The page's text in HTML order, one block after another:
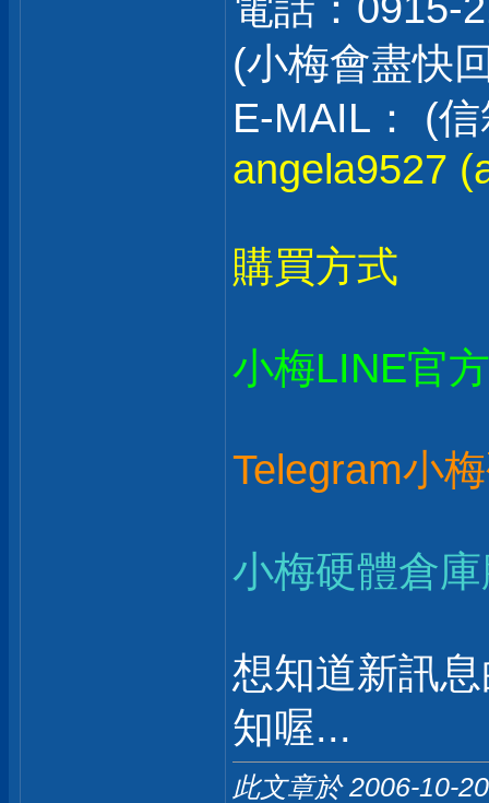
(小梅會盡快
E-MAIL： (
angela9527
購買方式
小梅LINE官
Telegram小
小梅硬體倉
想知道新訊
知喔...
此文章於 2006-10-